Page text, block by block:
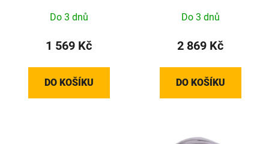
Do 3 dnů
1 569 Kč
DO KOŠÍKU
Do 3 dnů
2 869 Kč
DO KOŠÍKU